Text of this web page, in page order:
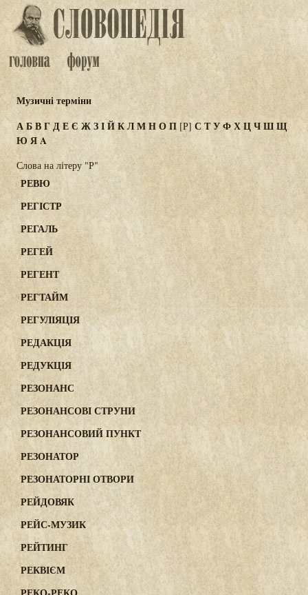
Музичні терміни
АБВГДЕЄ ЖЗІЙКЛМНОП [Р]СТУФХЦЧШЩ
Ю ЯA
Слова на літеру "Р"
РЕВЮ
РЕГІСТР
РЕГАЛЬ
РЕГЕЙ
РЕГЕНТ
РЕГТАЙМ
РЕГУЛІЯЦІЯ
РЕДАКЦІЯ
РЕДУКЦІЯ
РЕЗОНАНС
РЕЗОНАНСОВІ СТРУНИ
РЕЗОНАНСОВИЙ ПУНКТ
РЕЗОНАТОР
РЕЗОНАТОРНІ ОТВОРИ
РЕЙДОВЯК
РЕЙС-МУЗИК
РЕЙТИНГ
РЕКВІЄМ